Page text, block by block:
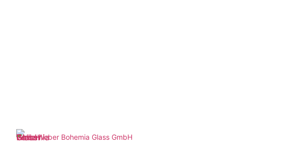
Weber Bohemia Glass GmbH